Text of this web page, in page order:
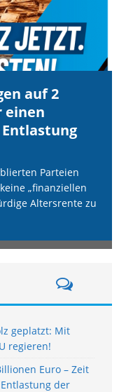
auf 2
einen
Parteien
„finanziellen
Altersrente zu
geplatzt: Mit
regieren!
Euro – Zeit
der